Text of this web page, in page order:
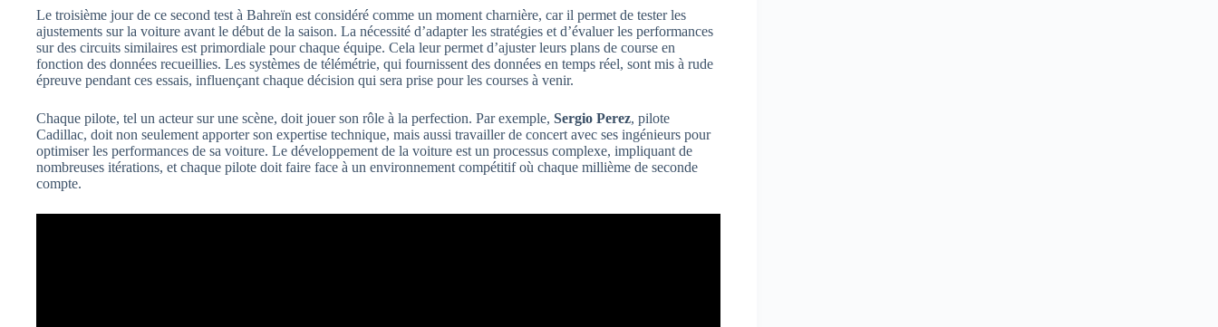
Le troisième jour de ce second test à Bahreïn est considéré comme un moment charnière, car il permet de tester les
ajustements sur la voiture avant le début de la saison. La nécessité d’adapter les stratégies et d’évaluer les performances
sur des circuits similaires est primordiale pour chaque équipe. Cela leur permet d’ajuster leurs plans de course en
fonction des données recueillies. Les systèmes de télémétrie, qui fournissent des données en temps réel, sont mis à rude
épreuve pendant ces essais, influençant chaque décision qui sera prise pour les courses à venir.
Chaque pilote, tel un acteur sur une scène, doit jouer son rôle à la perfection. Par exemple, Sergio Perez, pilote
Cadillac, doit non seulement apporter son expertise technique, mais aussi travailler de concert avec ses ingénieurs pour
optimiser les performances de sa voiture. Le développement de la voiture est un processus complexe, impliquant de
nombreuses itérations, et chaque pilote doit faire face à un environnement compétitif où chaque millième de seconde
compte.